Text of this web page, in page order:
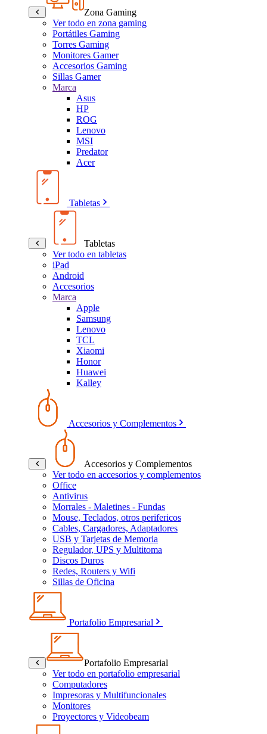
Zona Gaming
Ver todo en zona gaming
Portátiles Gaming
Torres Gaming
Monitores Gamer
Accesorios Gaming
Sillas Gamer
Marca
Asus
HP
ROG
Lenovo
MSI
Predator
Acer
Tabletas
Tabletas
Ver todo en tabletas
iPad
Android
Accesorios
Marca
Apple
Samsung
Lenovo
TCL
Xiaomi
Honor
Huawei
Kalley
Accesorios y Complementos
Accesorios y Complementos
Ver todo en accesorios y complementos
Office
Antivirus
Morrales - Maletines - Fundas
Mouse, Teclados, otros perifericos
Cables, Cargadores, Adaptadores
USB y Tarjetas de Memoria
Regulador, UPS y Multitoma
Discos Duros
Redes, Routers y Wifi
Sillas de Oficina
Portafolio Empresarial
Portafolio Empresarial
Ver todo en portafolio empresarial
Computadores
Impresoras y Multifuncionales
Monitores
Proyectores y Videobeam